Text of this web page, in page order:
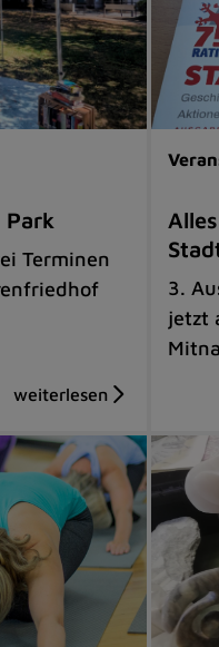
Park
Terminen
3.
jetzt